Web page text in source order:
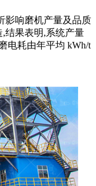
影响磨机产量及品质
结果表明,系统产量
电耗由年平均 kWh/t